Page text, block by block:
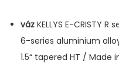
váz KELLYS E-CRISTY
6-series aluminium
1.5“ tapered HT / Made